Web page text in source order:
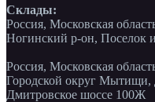
Склады:
Россия, Московская
Ногинский р-он, Поселок
Россия, Московская
Городской округ Мытищи,
Дмитровское шоссе 100Ж